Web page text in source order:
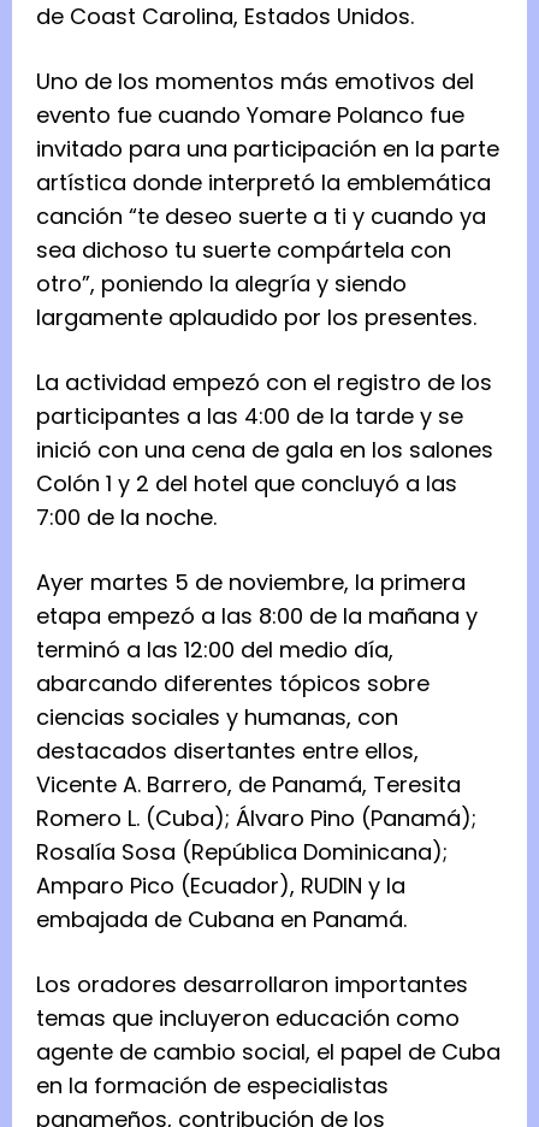
de Coast Carolina, Estados Unidos.
Uno de los momentos más emotivos del
evento fue cuando Yomare Polanco fue
invitado para una participación en la parte
artística donde interpretó la emblemática
canción “te deseo suerte a ti y cuando ya
sea dichoso tu suerte compártela con
otro”, poniendo la alegría y siendo
largamente aplaudido por los presentes.
La actividad empezó con el registro de los
participantes a las 4:00 de la tarde y se
inició con una cena de gala en los salones
Colón 1 y 2 del hotel que concluyó a las
7:00 de la noche.
Ayer martes 5 de noviembre, la primera
etapa empezó a las 8:00 de la mañana y
terminó a las 12:00 del medio día,
abarcando diferentes tópicos sobre
ciencias sociales y humanas, con
destacados disertantes entre ellos,
Vicente A. Barrero, de Panamá, Teresita
Romero L. (Cuba); Álvaro Pino (Panamá);
Rosalía Sosa (República Dominicana);
Amparo Pico (Ecuador), RUDIN y la
embajada de Cubana en Panamá.
Los oradores desarrollaron importantes
temas que incluyeron educación como
agente de cambio social, el papel de Cuba
en la formación de especialistas
panameños, contribución de los